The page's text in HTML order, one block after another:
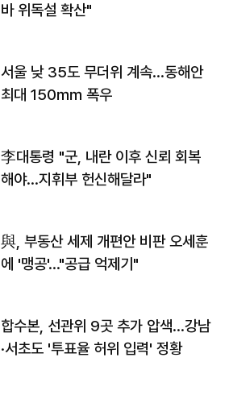
바 위독설 확산"
서울 낮 35도 무더위 계속…동해안
최대 150㎜ 폭우
李대통령 "군, 내란 이후 신뢰 회복
해야…지휘부 헌신해달라"
與, 부동산 세제 개편안 비판 오세훈
에 '맹공'…"공급 억제기"
합수본, 선관위 9곳 추가 압색…강남
·서초도 '투표율 허위 입력' 정황